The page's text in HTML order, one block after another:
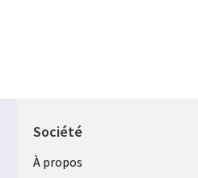
Société
À propos